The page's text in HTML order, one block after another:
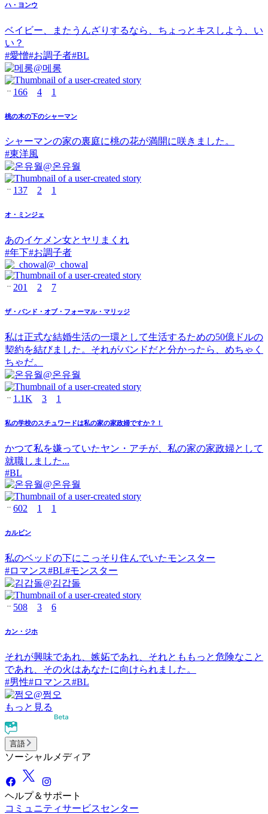
ハ・ヨンウ
ベイビー、またうんざりするなら、ちょっとキスしよう、い
い？
#愛憎#お調子者#BL
@메롱
166 4 1
桃の木の下のシャーマン
シャーマンの家の裏庭に桃の花が満開に咲きました。
#東洋風
@온유월
137 2 1
オ・ミンジェ
あのイケメン女とヤリまくれ
#年下#お調子者
@ _chowal
201 2 7
ザ・バンド・オブ・フォーマル・マリッジ
私は正式な結婚生活の一環として生活するための50億ドルの
契約を結びました。それがバンドだと分かったら、めちゃく
ちゃだ。
@온유월
1.1K 3 1
私の学校のスチュワードは私の家の家政婦ですか？！
かつて私を嫌っていたヤン・アチが、私の家の家政婦として
就職しました...
#BL
@온유월
602 1 1
カルビン
私のベッドの下にこっそり住んでいたモンスター
#ロマンス#BL#モンスター
@김갑돌
508 3 6
カン・ジホ
それが興味であれ、嫉妬であれ、それとももっと危険なこと
であれ、その火はあなたに向けられました。
#男性#ロマンス#BL
@쩜오
もっと見る
言語
ソーシャルメディア
ヘルプ＆サポート
コミュニティサービスセンター